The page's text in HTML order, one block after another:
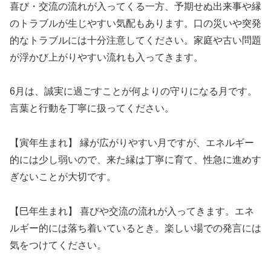
喜び・交流の流れが入ってくる一方、予期せぬ出来事や縁
のトラブルが生じやすい気配もあります。口の災いや突発
的なトラブルには十分注意してください。家庭や古い問題
が浮かび上がりやすい流れも入ってきます。
6月は、誠実に過ごすことが何よりの守りになる月です。
言葉と行動を丁寧に扱ってください。
【寅年生まれ】 縁が広がりやすい月ですが、エネルギー
的には少し弱いので、来た縁は丁寧に育て、性急に進めす
ぎないことが大切です。
【巳年生まれ】 喜びや交流の流れが入ってきます。エネ
ルギー的には落ち着いているとき。楽しい場での発言には
気をつけてください。